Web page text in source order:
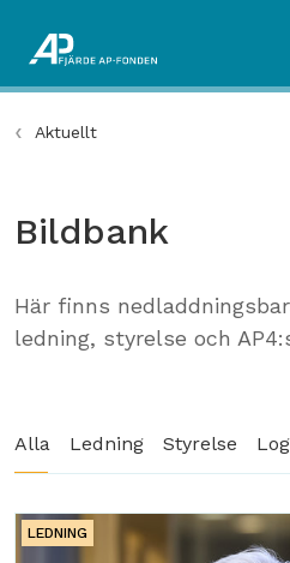
Aktuellt
Bildbank
Här finns
ledning, styrelse och
Alla Ledning Styrelse
LEDNING